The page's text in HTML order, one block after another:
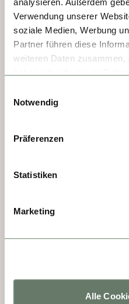
analysieren. Außerdem
Verwendung unserer
soziale Medien, Werbung
Partner führen diese
weiteren Daten zusammen,
Notwendig
Präferenzen
Statistiken
Marketing
Alle
kommen. Enge
ein Spaziergang
Geschäften gibt es
besonderen
bezaubernden Ort.